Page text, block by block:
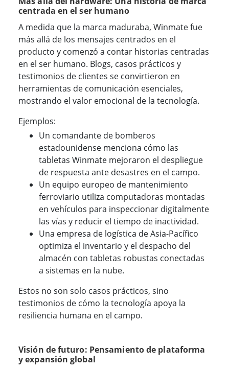
centrada en el ser humano
A medida que la marca maduraba, Winmate fue
más allá de los mensajes centrados en el
producto y comenzó a contar historias centradas
en el ser humano. Blogs, casos prácticos y
testimonios de clientes se convirtieron en
herramientas de comunicación esenciales,
mostrando el valor emocional de la tecnología.
Ejemplos:
Un comandante de bomberos
estadounidense menciona cómo las
tabletas Winmate mejoraron el despliegue
de respuesta ante desastres en el campo.
Un equipo europeo de mantenimiento
ferroviario utiliza computadoras montadas
en vehículos para inspeccionar digitalmente
las vías y reducir el tiempo de inactividad.
Una empresa de logística de Asia-Pacífico
optimiza el inventario y el despacho del
almacén con tabletas robustas conectadas
a sistemas en la nube.
Estos no son solo casos prácticos, sino
testimonios de cómo la tecnología apoya la
resiliencia humana en el campo.
Visión de futuro: Pensamiento de plataforma
y expansión global